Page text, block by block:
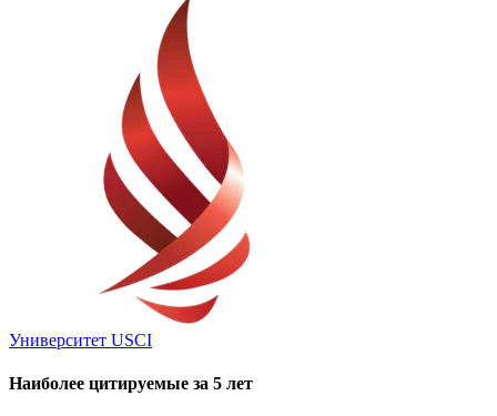
Университет USCI
Наиболее цитируемые за 5 лет